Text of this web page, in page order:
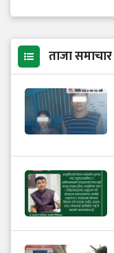
ताजा समाचार